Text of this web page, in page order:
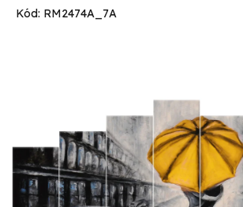
Kód: RM2474A_7A